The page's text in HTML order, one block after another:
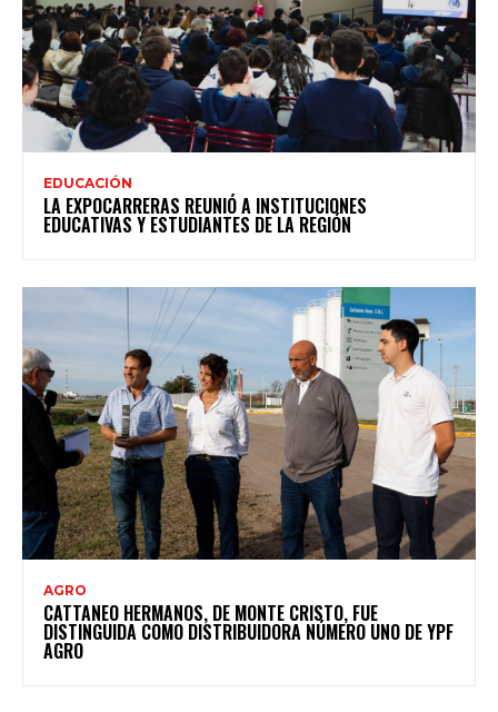
EDUCACIÓN
LA EXPOCARRERAS REUNIÓ A INSTITUCIONES
EDUCATIVAS Y ESTUDIANTES DE LA REGIÓN
AGRO
CATTANEO HERMANOS, DE MONTE CRISTO, FUE
DISTINGUIDA COMO DISTRIBUIDORA NÚMERO UNO DE YPF
AGRO